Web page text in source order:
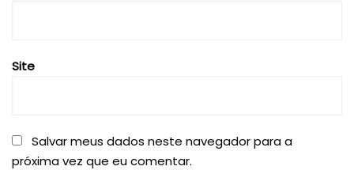
Site
Salvar meus dados neste navegador para a
próxima vez que eu comentar.